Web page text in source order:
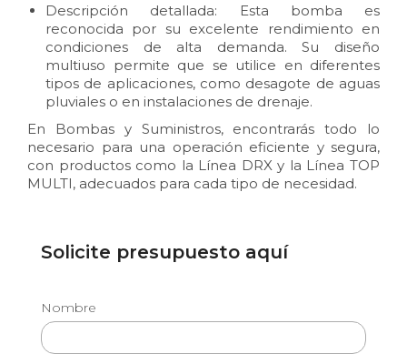
Descripción detallada: Esta bomba es
reconocida por su excelente rendimiento en
condiciones de alta demanda. Su diseño
multiuso permite que se utilice en diferentes
tipos de aplicaciones, como desagote de aguas
pluviales o en instalaciones de drenaje.
En Bombas y Suministros, encontrarás todo lo
necesario para una operación eficiente y segura,
con productos como la Línea DRX y la Línea TOP
MULTI, adecuados para cada tipo de necesidad.
Solicite presupuesto aquí
Nombre